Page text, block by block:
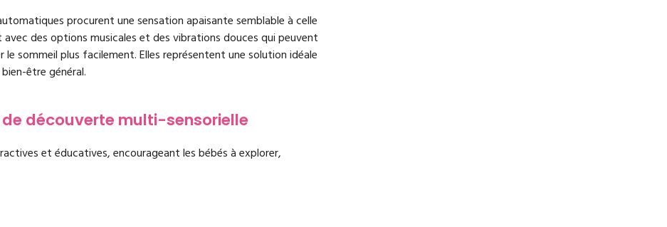
procurent une sensation apaisante semblable à celle
des options musicales et des vibrations douces qui peuvent
sommeil plus facilement. Elles représentent une solution idéale
être général.
découverte multi-sensorielle
et éducatives, encourageant les bébés à explorer,